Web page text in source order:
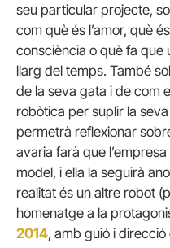
seu particular projecte,
com què és l’amor, què
consciència o què fa que
llarg del temps. També
de la seva gata i de com
robòtica per suplir la
permetrà reflexionar
avaria farà que
model, i ella la seguirà
realitat és un altre robot
homenatge a la
2014, amb guió i direcció